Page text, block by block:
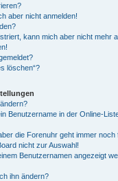
aber nicht anmelden!
kann mich aber nicht mehr
löschen“?
Benutzername in der Online-
die Forenuhr geht immer noch
nicht zur Auswahl!
Benutzernamen angezeigt
ihn ändern?